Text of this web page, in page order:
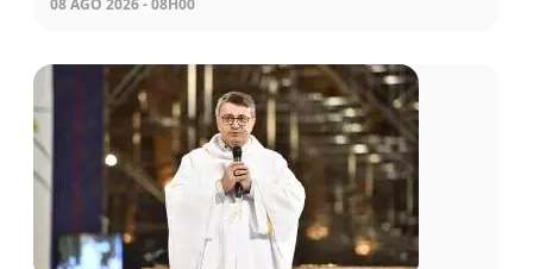
08 AGO 2026 - 08H00